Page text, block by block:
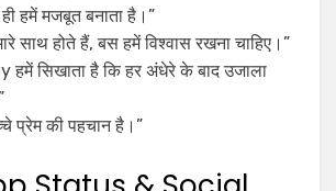
हमें मजबूत बनाता है।”
साथ होते हैं, बस हमें विश्वास रखना चाहिए।”
हमें सिखाता है कि हर अंधेरे के बाद उजाला
प्रेम की पहचान है।”